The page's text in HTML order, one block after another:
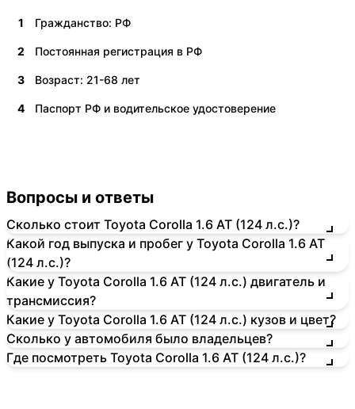
1 Гражданство: РФ
2 Постоянная регистрация в РФ
3 Возраст: 21-68 лет
4 Паспорт РФ и водительское удостоверение
Вопросы и ответы
Сколько стоит Toyota Corolla 1.6 AT (124 л.с.)?
Какой год выпуска и пробег у Toyota Corolla 1.6 AT
(124 л.с.)?
Какие у Toyota Corolla 1.6 AT (124 л.с.) двигатель и
трансмиссия?
Какие у Toyota Corolla 1.6 AT (124 л.с.) кузов и цвет?
Сколько у автомобиля было владельцев?
Где посмотреть Toyota Corolla 1.6 AT (124 л.с.)?